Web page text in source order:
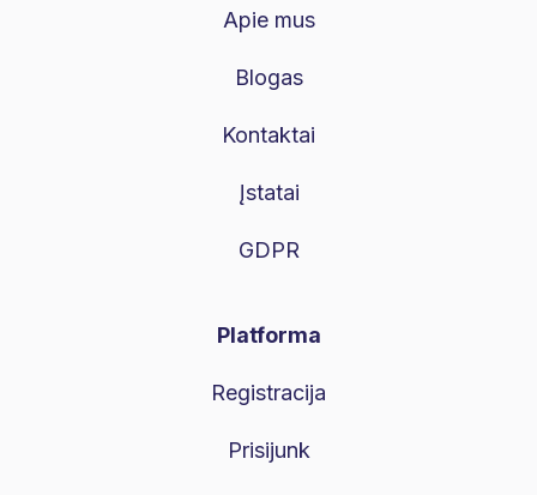
Apie mus
Blogas
Kontaktai
Įstatai
GDPR
Platforma
Registracija
Prisijunk